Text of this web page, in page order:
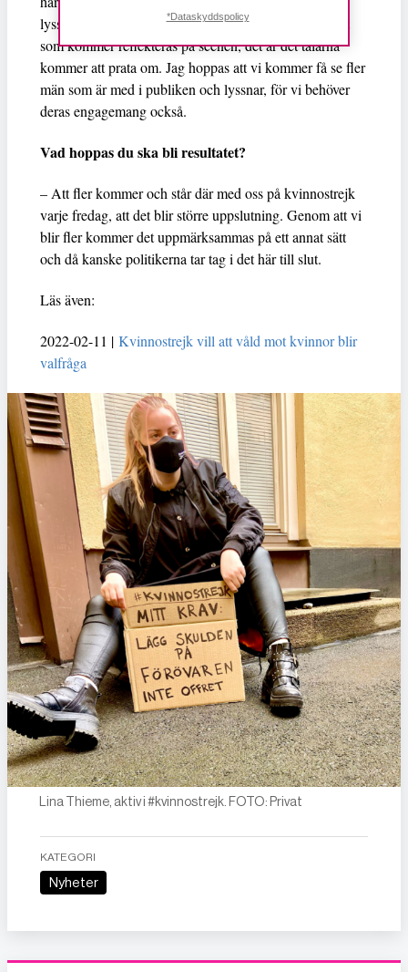
lyssna på hur verkligheten faktiskt ser ut, för det är det
som kommer reflekteras på scenen, det är det talarna
kommer att prata om. Jag hoppas att vi kommer få se fler
män som är med i publiken och lyssnar, för vi behöver
deras engagemang också.
Vad hoppas du ska bli resultatet?
– Att fler kommer och står där med oss på kvinnostrejk
varje fredag, att det blir större uppslutning. Genom att vi
blir fler kommer det uppmärksammas på ett annat sätt
och då kanske politikerna tar tag i det här till slut.
Läs även:
2022-02-11 | Kvinnostrejk vill att våld mot kvinnor blir
valfråga
Lina Thieme, aktiv i #kvinnostrejk. FOTO: Privat
KATEGORI
Nyheter
*Dataskyddspolicy